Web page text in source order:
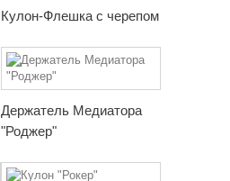
Кулон-Флешка с черепом
Держатель Медиатора
"Роджер"